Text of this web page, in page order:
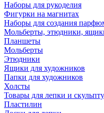
Наборы для рукоделия
Фигурки на магнитах
Наборы для создания
Мольберты, этюдники,
Планшеты
Мольберты
Этюдники
Ящики для художников
Папки для художников
Холсты
Товары для лепки и
Пластилин